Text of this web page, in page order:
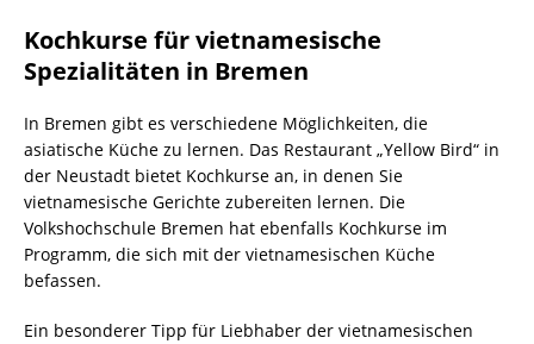
Kochkurse für vietnamesische
Spezialitäten in Bremen
In Bremen gibt es verschiedene Möglichkeiten, die
asiatische Küche zu lernen. Das Restaurant „Yellow Bird“ in
der Neustadt bietet Kochkurse an, in denen Sie
vietnamesische Gerichte zubereiten lernen. Die
Volkshochschule Bremen hat ebenfalls Kochkurse im
Programm, die sich mit der vietnamesischen Küche
befassen.
Ein besonderer Tipp für Liebhaber der vietnamesischen